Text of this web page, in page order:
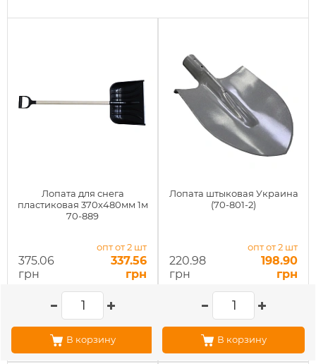
Лопата для снега
пластиковая 370х480мм 1м
70-889
375.06
грн
опт от 2 шт
337.56
грн
В корзину
Лопата штыковая Украина
(70-801-2)
220.98
грн
опт от 2 шт
198.90
грн
В корзину